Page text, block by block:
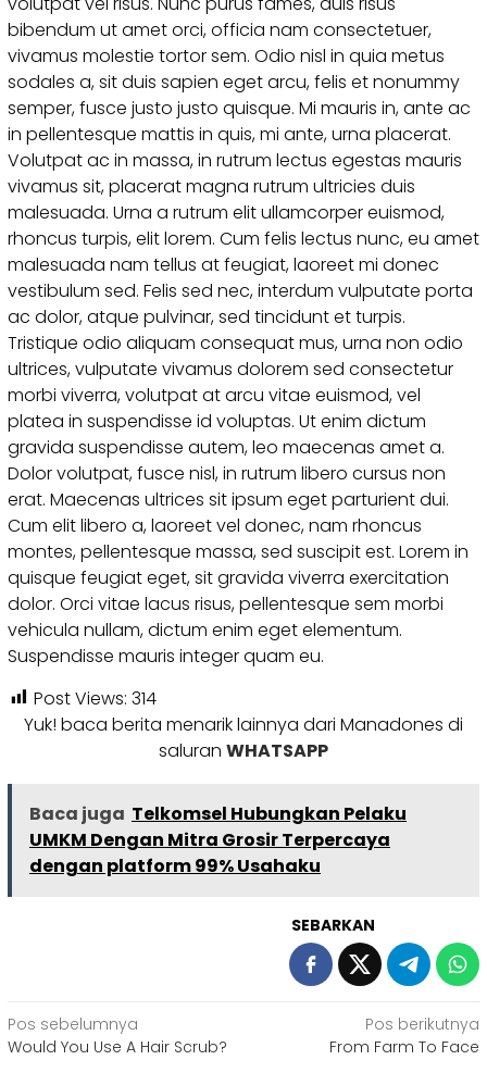
bibendum ut amet orci, officia nam consectetuer,
vivamus molestie tortor sem. Odio nisl in quia metus
sodales a, sit duis sapien eget arcu, felis et nonummy
semper, fusce justo justo quisque. Mi mauris in, ante ac
in pellentesque mattis in quis, mi ante, urna placerat.
Volutpat ac in massa, in rutrum lectus egestas mauris
vivamus sit, placerat magna rutrum ultricies duis
malesuada. Urna a rutrum elit ullamcorper euismod,
rhoncus turpis, elit lorem. Cum felis lectus nunc, eu amet
malesuada nam tellus at feugiat, laoreet mi donec
vestibulum sed. Felis sed nec, interdum vulputate porta
ac dolor, atque pulvinar, sed tincidunt et turpis.
Tristique odio aliquam consequat mus, urna non odio
ultrices, vulputate vivamus dolorem sed consectetur
morbi viverra, volutpat at arcu vitae euismod, vel
platea in suspendisse id voluptas. Ut enim dictum
gravida suspendisse autem, leo maecenas amet a.
Dolor volutpat, fusce nisl, in rutrum libero cursus non
erat. Maecenas ultrices sit ipsum eget parturient dui.
Cum elit libero a, laoreet vel donec, nam rhoncus
montes, pellentesque massa, sed suscipit est. Lorem in
quisque feugiat eget, sit gravida viverra exercitation
dolor. Orci vitae lacus risus, pellentesque sem morbi
vehicula nullam, dictum enim eget elementum.
Suspendisse mauris integer quam eu.
Post Views: 314
Yuk! baca berita menarik lainnya dari Manadones di
saluran WHATSAPP
Baca juga Telkomsel Hubungkan Pelaku
UMKM Dengan Mitra Grosir Terpercaya
dengan platform 99% Usahaku
SEBARKAN
Navigasi
pos
Pos sebelumnya
Would You Use A Hair Scrub?
Pos berikutnya
From Farm To Face